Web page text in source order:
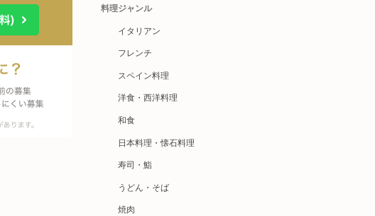
料理ジャンル
イタリアン
フレンチ
スペイン料理
洋食・西洋料理
和食
日本料理・懐石料理
寿司・鮨
うどん・そば
焼肉